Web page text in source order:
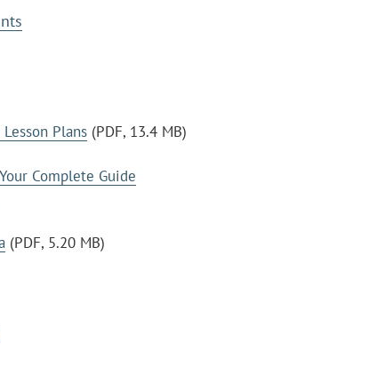
Plans (PDF, 13.4 MB)
Complete Guide
(PDF, 5.20 MB)